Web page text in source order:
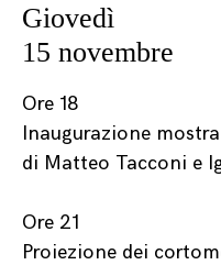
Giovedì
15 novembre
Ore 18
Inaugurazione
di Matteo Tacconi e
Ore 21
Proiezione dei